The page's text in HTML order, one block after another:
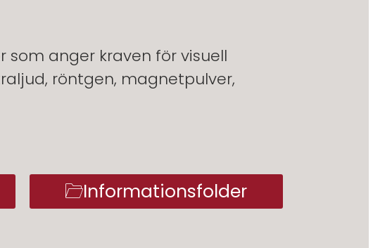
som anger kraven för visuell
röntgen, magnetpulver,
Informationsfolder